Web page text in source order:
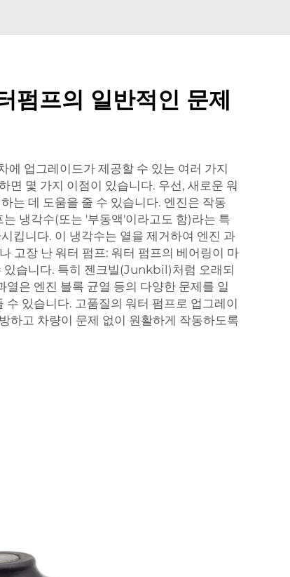
펌프의 일반적인 문제
에 업그레이드가 제공할 수 있는 여러 가지
면 몇 가지 이점이 있습니다. 우선, 새로운 워
는 데 도움을 줄 수 있습니다. 엔진은 작동
냉각수(또는 '부동액'이라고도 함)라는 특
킵니다. 이 냉각수는 열을 제거하여 엔진 과
고장 난 워터 펌프: 워터 펌프의 베어링이 마
있습니다. 특히 젠크빌(Junkbil)처럼 오래되
열은 엔진 블록 균열 등의 다양한 문제를 일
수 있습니다. 고품질의 워터 펌프로 업그레이
하고 차량이 문제 없이 원활하게 작동하도록